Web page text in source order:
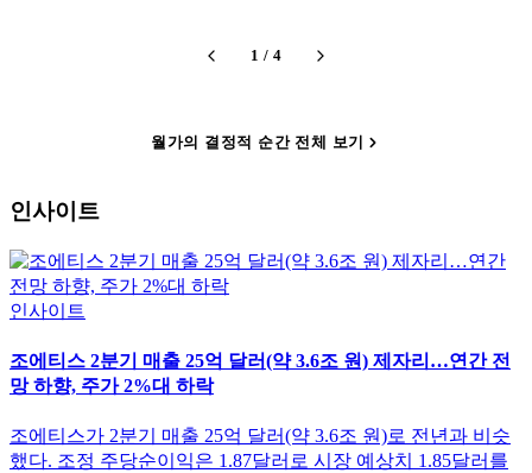
1 / 4
월가의 결정적 순간 전체 보기
인사이트
인사이트
조에티스 2분기 매출 25억 달러(약 3.6조 원) 제자리…연간 전
망 하향, 주가 2%대 하락
조에티스가 2분기 매출 25억 달러(약 3.6조 원)로 전년과 비슷
했다. 조정 주당순이익은 1.87달러로 시장 예상치 1.85달러를